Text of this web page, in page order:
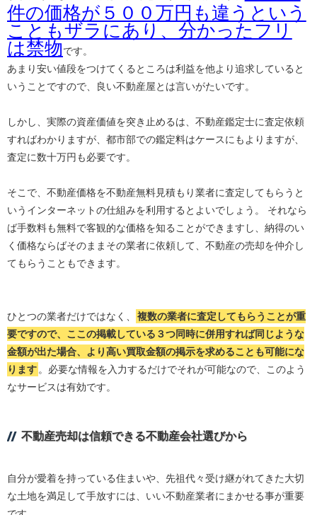
件の価格が５００万円も違うという
こともザラにあり、分かったフリ
は禁物です。
あまり安い値段をつけてくるところは利益を他より追求していると
いうことですので、良い不動産屋とは言いがたいです。
しかし、実際の資産価値を突き止めるは、不動産鑑定士に査定依頼
すればわかりますが、都市部での鑑定料はケースにもよりますが、
査定に数十万円も必要です。
そこで、不動産価格を不動産無料見積もり業者に査定してもらうと
いうインターネットの仕組みを利用するとよいでしょう。 それなら
ば手数料も無料で客観的な価格を知ることができますし、納得のい
く価格ならばそのままその業者に依頼して、不動産の売却を仲介し
てもらうこともできます。
ひとつの業者だけではなく、
複数の業者に査定してもらうことが重
要ですので、ここの掲載している３つ同時に併用すれば同じような
金額が出た場合、より高い買取金額の掲示を求めることも可能にな
ります 。必要な情報を入力するだけでそれが可能なので、このよう
なサービスは有効です。
不動産売却は信頼できる不動産会社選びから
自分が愛着を持っている住まいや、先祖代々受け継がれてきた大切
な土地を満足して手放すには、いい不動産業者にまかせる事が重要